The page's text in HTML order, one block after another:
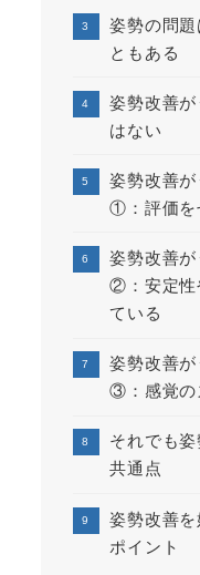
姿勢の問
ともある
姿勢改善
はない
姿勢改善
①：評価を
姿勢改善
②：安定性
ている
姿勢改善
③：感覚の
それでも
共通点
姿勢改善
ポイント